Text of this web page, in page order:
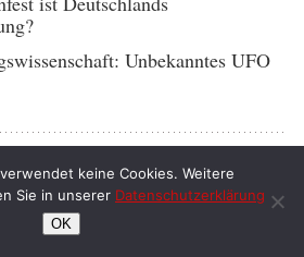
Unbekanntes UFO
keine Cookies. Weitere
Sie in unserer Datenschutzerklärung
OK